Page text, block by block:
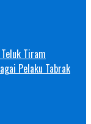
Tiram
Pelaku Tabrak